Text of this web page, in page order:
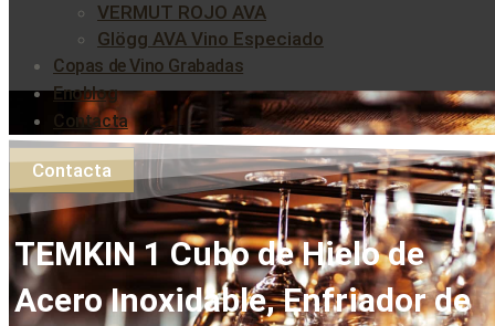
VERMUT ROJO AVA
Glögg AVA Vino Especiado
Copas de Vino Grabadas
Enoblog
Contacta
Contacta
TEMKIN 1 Cubo de Hielo de
Acero Inoxidable, Enfriador de